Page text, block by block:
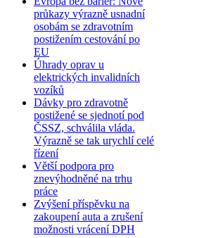
průkazy výrazně usnadní
osobám se zdravotním
postižením cestování po
EU
Úhrady oprav u
elektrických invalidních
vozíků
Dávky pro zdravotně
postižené se sjednotí pod
ČSSZ, schválila vláda.
Výrazně se tak urychlí celé
řízení
Větší podpora pro
znevýhodněné na trhu
práce
Zvýšení příspěvku na
zakoupení auta a zrušení
možnosti vrácení DPH